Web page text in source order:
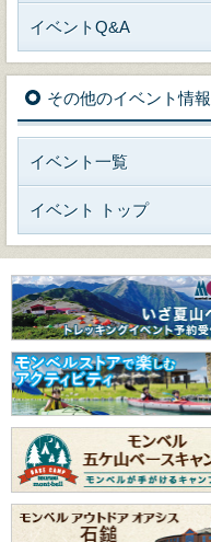
イベントQ&A
その他のイベント情報
イベント一覧
イベント トップ